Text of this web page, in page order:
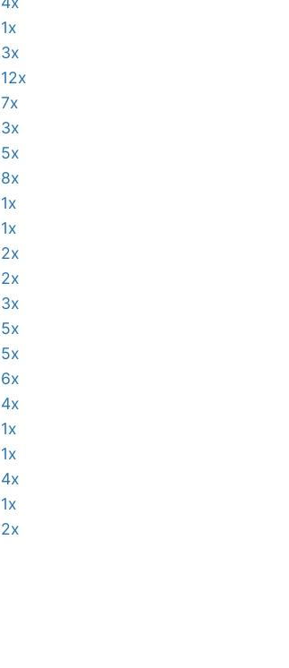
1x
3x
12x
7x
3x
5x
8x
1x
1x
2x
2x
3x
5x
5x
6x
4x
1x
1x
4x
1x
2x